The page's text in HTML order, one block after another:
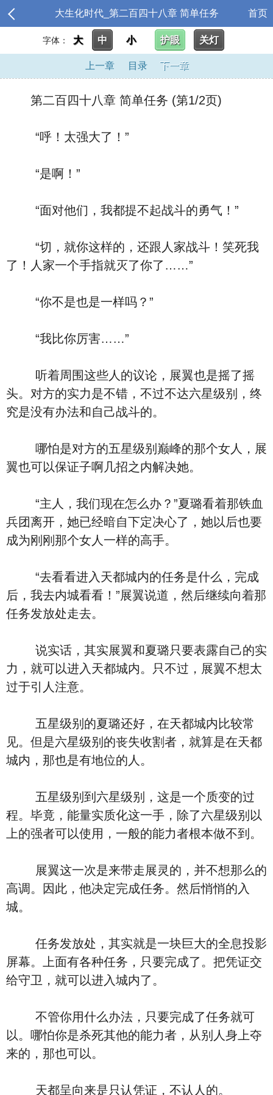
大生化时代_第二百四十八章 简单任务 首页
字体： 大 中 小 护眼 关灯
上一章 目录 下一章
第二百四十八章 简单任务 (第1/2页)
“呼！太强大了！”
“是啊！”
“面对他们，我都提不起战斗的勇气！”
“切，就你这样的，还跟人家战斗！笑死我
了！人家一个手指就灭了你了……”
“你不是也是一样吗？”
“我比你厉害……”
听着周围这些人的议论，展翼也是摇了摇
头。对方的实力是不错，不过不达六星级别，终
究是没有办法和自己战斗的。
哪怕是对方的五星级别巅峰的那个女人，展
翼也可以保证子啊几招之内解决她。
“主人，我们现在怎么办？”夏璐看着那铁血
兵团离开，她已经暗自下定决心了，她以后也要
成为刚刚那个女人一样的高手。
“去看看进入天都城内的任务是什么，完成
后，我去内城看看！”展翼说道，然后继续向着那
任务发放处走去。
说实话，其实展翼和夏璐只要表露自己的实
力，就可以进入天都城内。只不过，展翼不想太
过于引人注意。
五星级别的夏璐还好，在天都城内比较常
见。但是六星级别的丧失收割者，就算是在天都
城内，那也是有地位的人。
五星级别到六星级别，这是一个质变的过
程。毕竟，能量实质化这一手，除了六星级别以
上的强者可以使用，一般的能力者根本做不到。
展翼这一次是来带走展灵的，并不想那么的
高调。因此，他决定完成任务。然后悄悄的入
城。
任务发放处，其实就是一块巨大的全息投影
屏幕。上面有各种任务，只要完成了。把凭证交
给守卫，就可以进入城内了。
不管你用什么办法，只要完成了任务就可
以。哪怕你是杀死其他的能力者，从别人身上夺
来的，那也可以。
天都呈向来是只认凭证，不认人的。